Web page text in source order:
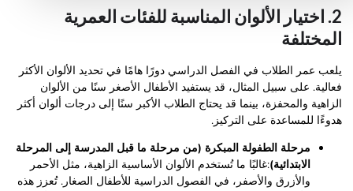
2. اختيار الألوان المناسبة للفئات العمرية
المختلفة
يلعب عمر الطلاب في الفصل الدراسي دورًا هامًا في تحديد الألوان الأكثر
فعالية. على سبيل المثال، قد يستفيد الأطفال الأصغر سنًا من الألوان
الزاهية والمحفزة، بينما قد يحتاج الطلاب الأكبر سنًا إلى درجات ألوان أكثر
هدوءًا للمساعدة على التركيز.
مرحلة الطفولة المبكرة (من مرحلة ما قبل المدرسة إلى المرحلة
الابتدائية):غالبًا ما تُستخدم الألوان الأساسية الزاهية، مثل الأحمر
والأزرق والأصفر، في الفصول الدراسية للأطفال الصغار. تُعزز هذه